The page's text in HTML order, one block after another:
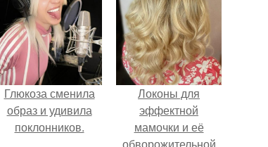
Глюкоза сменила
образ и удивила
поклонников.
Локоны для
эффектной
мамочки и её